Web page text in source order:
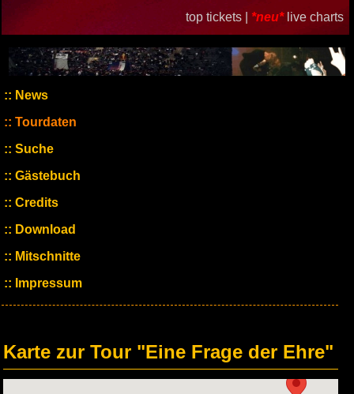
top tickets | *neu* live charts
News
Tourdaten
Suche
Gästebuch
Credits
Download
Mitschnitte
Impressum
Karte zur Tour "Eine Frage der Ehre"